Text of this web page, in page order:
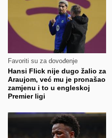
Favoriti su za dovođenje
Hansi Flick nije dugo žalio za
Araujom, već mu je pronašao
zamjenu i to u engleskoj
Premier ligi